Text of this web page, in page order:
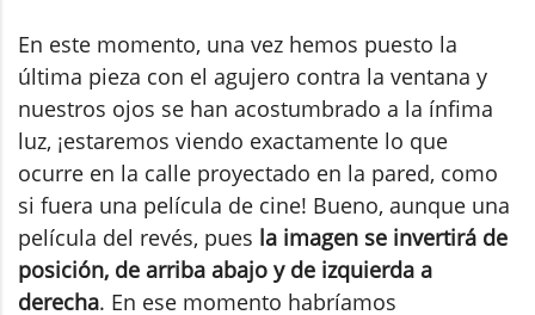
En este momento, una vez hemos puesto la
última pieza con el agujero contra la ventana y
nuestros ojos se han acostumbrado a la ínfima
luz, ¡estaremos viendo exactamente lo que
ocurre en la calle proyectado en la pared, como
si fuera una película de cine! Bueno, aunque una
película del revés, pues la imagen se invertirá de
posición, de arriba abajo y de izquierda a
derecha. En ese momento habríamos